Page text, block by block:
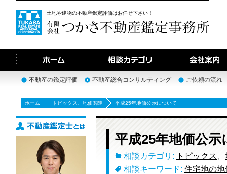
土地や建物の不動産鑑定評価はお任せ下さい！
不動産の鑑定評価 不動産総合コンサルティング ご依頼の流れ
ホーム トピックス 地価関連 平成25年地価公示について
平成25年地価公示
相談カテゴリ: トピックス
相談キーワード: 住宅地の地